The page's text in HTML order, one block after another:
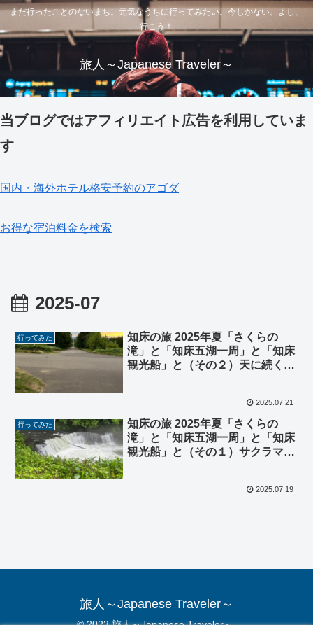
まだ行ったことのないまち。元気なうちに行ってみたい。今しかない。よし、
行こう！
旅人～Japanese Traveler～
当ブログではアフィリエイト広告を利用していま
す
国内・海外ホテル格安予約のアゴダ
お得な宿泊料金を検索
2025-07
行ってみた
知床の旅 2025年夏「さくらの
滝」と「知床五湖一周」と「知床
観光船」と（その２）天に続く道
2025.07.21
行ってみた
知床の旅 2025年夏「さくらの
滝」と「知床五湖一周」と「知床
観光船」と（その１）サクラマス
2025.07.19
旅人～Japanese Traveler～
© 2023 旅人～Japanese Traveler～.